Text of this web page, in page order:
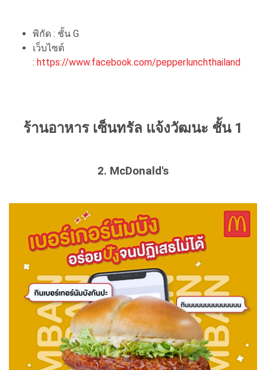
พิกัด : ชั้น G
เว็บไซต์
: https://www.facebook.com/pepperlunchthailand
ร้านอาหาร เซ็นทรัล แจ้งวัฒนะ ชั้น 1
2. McDonald's